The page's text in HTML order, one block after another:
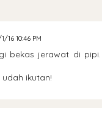
16 10:46 PM
bekas jerawat di
udah ikutan!